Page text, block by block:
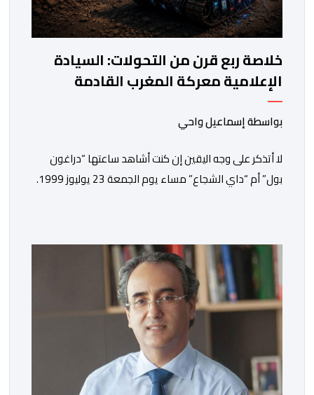
خلاصة ربع قرن من التحولات: السيادة
الإعلامية معركة المغرب القادمة
بواسطة إسماعيل واحي
لا أتذكر على وجه اليقين إن كنت أشاهد ساعتها “دراغون
بول” أم “داي الشجاع” مساء يوم الجمعة 23 يوليوز 1999.
الإعلان الرسمي عن وفاة الملك الحسن الثاني طيب الله ثراه،
رافقته هيستيريا من البكاء داخل المنزل […]